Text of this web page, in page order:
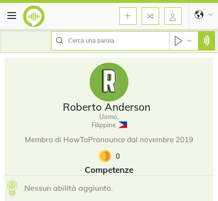
Roberto Anderson
Uomo,
Filippine
Membro di HowToPronounce dal novembre 2019
0
Competenze
Nessun abilità aggiunto.